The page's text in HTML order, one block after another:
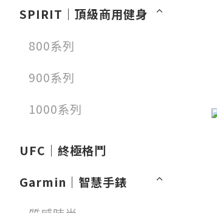
SPIRIT｜頂級商用健身
800系列
900系列
1000系列
UFC｜終極格鬥
Garmin｜智慧手錶